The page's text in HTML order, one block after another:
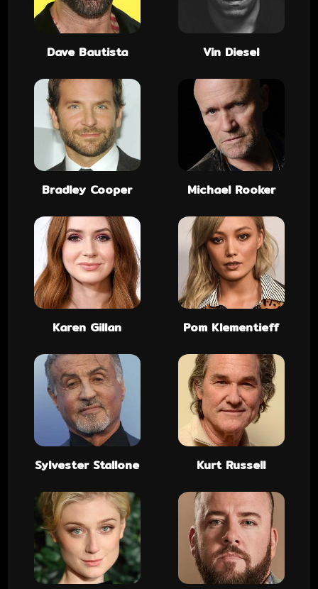
Dave Bautista Vin Diesel
Bradley Cooper Michael Rooker
Karen Gillan Pom Klementieff
Sylvester Stallone Kurt Russell